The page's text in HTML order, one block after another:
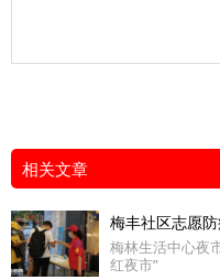
相关文章
梅丰社区志愿
梅林生活中心夜
红夜市”